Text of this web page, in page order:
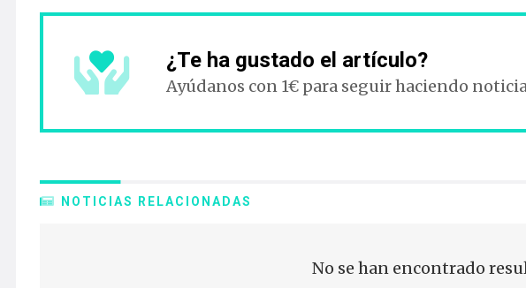
¿Te ha gustado el artículo?
Ayúdanos con 1€ para seguir haciendo
NOTICIAS RELACIONADAS
No se han encontrado